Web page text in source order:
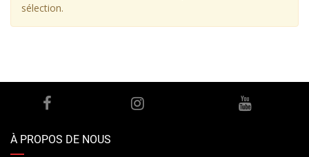
sélection.
À PROPOS DE NOUS